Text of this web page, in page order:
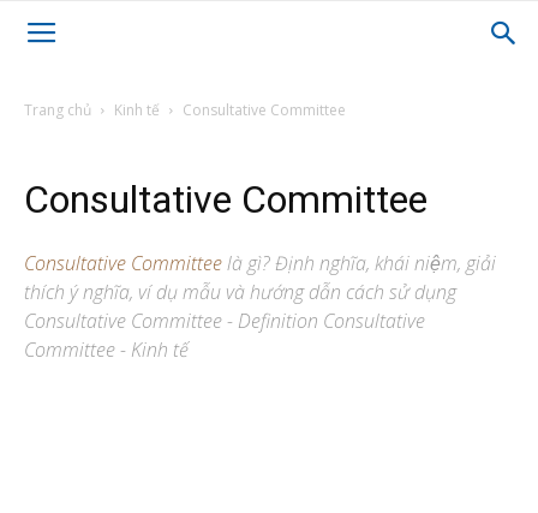
Trang chủ Kinh tế Consultative Committee
Consultative Committee
Consultative Committeelà gì? Định nghĩa, khái niệm, giải
thích ý nghĩa, ví dụ mẫu và hướng dẫn cách sử dụng
Consultative Committee - Definition Consultative
Committee - Kinh tế